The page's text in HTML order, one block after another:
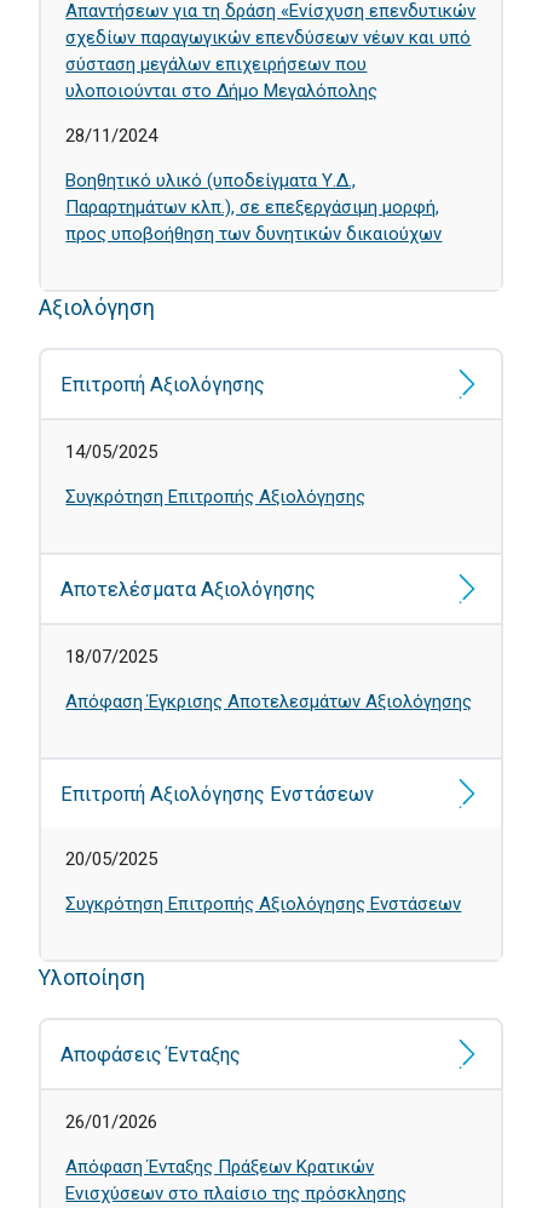
Απαντήσεων για τη δράση «Ενίσχυση επενδυτικών
σχεδίων παραγωγικών επενδύσεων νέων και υπό
σύσταση μεγάλων επιχειρήσεων που
υλοποιούνται στο Δήμο Μεγαλόπολης
28/11/2024
Βοηθητικό υλικό (υποδείγματα Υ.Δ.,
Παραρτημάτων κλπ.), σε επεξεργάσιμη μορφή,
προς υποβοήθηση των δυνητικών δικαιούχων
Αξιολόγηση
Επιτροπή Αξιολόγησης
14/05/2025
Συγκρότηση Επιτροπής Αξιολόγησης
Αποτελέσματα Αξιολόγησης
18/07/2025
Απόφαση Έγκρισης Αποτελεσμάτων Αξιολόγησης
Επιτροπή Αξιολόγησης Ενστάσεων
20/05/2025
Συγκρότηση Επιτροπής Αξιολόγησης Ενστάσεων
Υλοποίηση
Αποφάσεις Ένταξης
26/01/2026
Απόφαση Ένταξης Πράξεων Κρατικών
Ενισχύσεων στο πλαίσιο της πρόσκλησης